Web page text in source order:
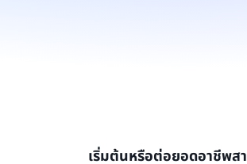
เริ่มต้นหรือต่อยอดอาชีพ